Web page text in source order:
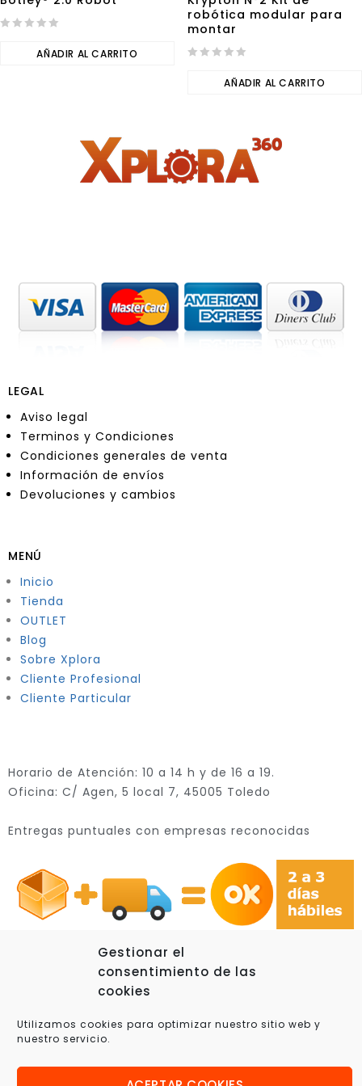
Gestionar el
consentimiento de las
cookies
Utilizamos cookies para optimizar nuestro sitio web y
nuestro servicio.
AÑADIR AL CARRITO
robótica modular para
montar
AÑADIR AL CARRITO
LEGAL
Aviso legal
Terminos y Condiciones
Condiciones generales de venta
Información de envíos
Devoluciones y cambios
MENÚ
Inicio
Tienda
OUTLET
Blog
Sobre Xplora
Cliente Profesional
Cliente Particular
Horario de Atención: 10 a 14 h y de 16 a 19.
Oficina: C/ Agen, 5 local 7, 45005 Toledo
Entregas puntuales con empresas reconocidas
Tecnología